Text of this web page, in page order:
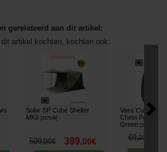
gerelateerd aan dit artikel:
dit artikel kochten, kochten ook:
Solar SP Cube Shelter
MKII
[217548]
509,00€ 389,00€
Vass Culture
Chest Pocket
Green [268686A
69,90